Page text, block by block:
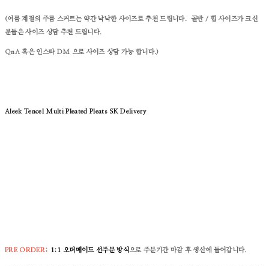
(여름 계절의 주름 스커트는 약간 낙낙한 사이즈로 추천 드립니다. 골반 / 힙 사이즈가 크신
분들은 사이즈 상담 추천 드립니다.
QnA 혹은 인스타 DM 으로 사이즈 상담 가능 합니다.)
Aleek Tencel Multi Pleated Pleats SKDelivery
PRE ORDER; 1:1 오더메이드 선주문 방식으로 주문기간 마감 후 생산에 들어갑니다.